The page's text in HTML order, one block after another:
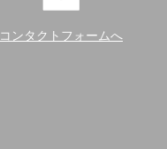
コンタクトフォームへ